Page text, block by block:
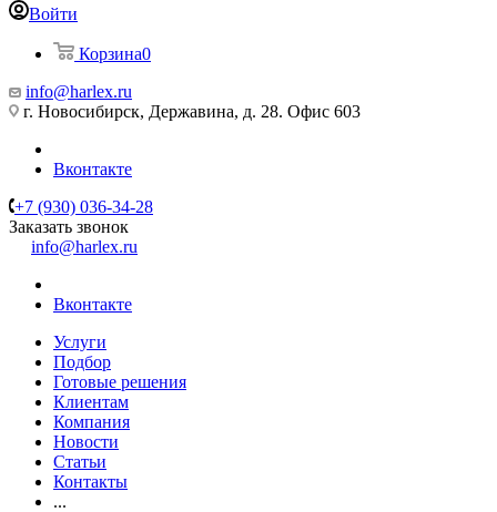
Войти
Корзина0
info@harlex.ru
г. Новосибирск, Державина, д. 28. Офис 603
Вконтакте
+7 (930) 036-34-28
Заказать звонок
info@harlex.ru
Вконтакте
Услуги
Подбор
Готовые решения
Клиентам
Компания
Новости
Статьи
Контакты
...